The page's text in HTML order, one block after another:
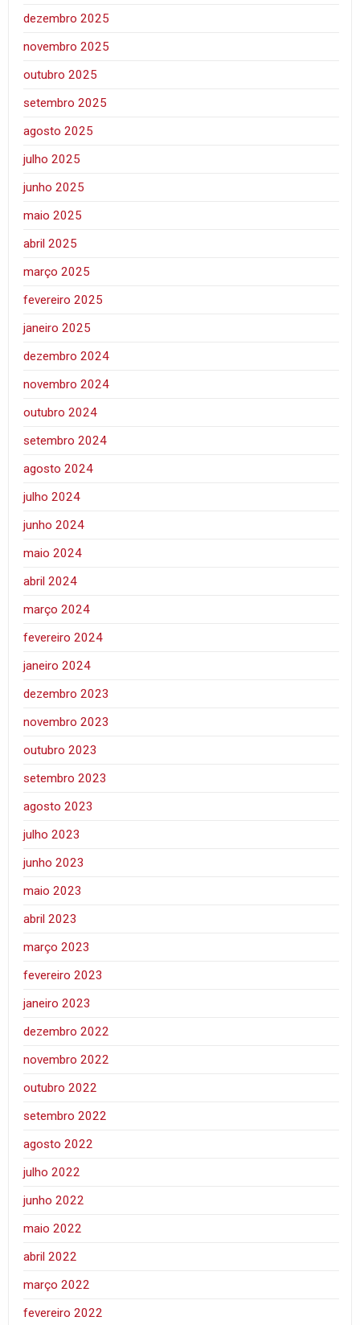
dezembro 2025
novembro 2025
outubro 2025
setembro 2025
agosto 2025
julho 2025
junho 2025
maio 2025
abril 2025
março 2025
fevereiro 2025
janeiro 2025
dezembro 2024
novembro 2024
outubro 2024
setembro 2024
agosto 2024
julho 2024
junho 2024
maio 2024
abril 2024
março 2024
fevereiro 2024
janeiro 2024
dezembro 2023
novembro 2023
outubro 2023
setembro 2023
agosto 2023
julho 2023
junho 2023
maio 2023
abril 2023
março 2023
fevereiro 2023
janeiro 2023
dezembro 2022
novembro 2022
outubro 2022
setembro 2022
agosto 2022
julho 2022
junho 2022
maio 2022
abril 2022
março 2022
fevereiro 2022